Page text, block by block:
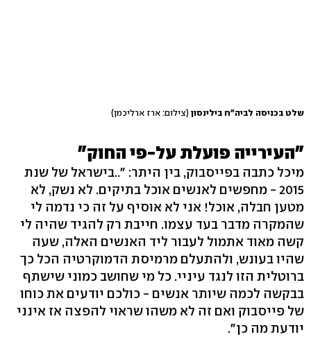
שלט בכניסה לביה"ח בילינסון (צילום: ארז ארליכמן)
"העירייה פועלת על-פי החוק"
מיכל כתבה בפייסבוק, בין היתר: "..בישראל של שנת
2015 - מחפשים לאנשים אוכל בתיקים. לא נשק, לא
מטען חבלה, אוכל! אני לא אוסיף על זה כי נדמה לי
שהמקרה מדבר בעד עצמו. חייבת רק להגיד שהיה לי
קשה מאוד אתמול לעבור ליד האנשים האלה, שעה
שהיו בעונש, ולהתעלם מרמיסת הדמוקרטיה הכל כך
ברוטלית הזו לנגד עיניי. כל מי שחושב כמוני שישתף
בבקשה לכמה שיותר אנשים - כולכם יודעים את כוחו
של פייסבוק ואם זה לא משהו שראוי להפצה אז אינני
יודעת מה כן".